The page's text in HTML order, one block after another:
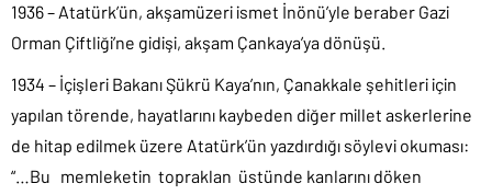
1936 – Atatürk’ün, akşamüzeri ismet İnönü’yle beraber Gazi
Orman Çiftliği’ne gidişi, akşam Çankaya’ya dönüşü.
1934 – İçişleri Bakanı Şükrü Kaya’nın, Çanakkale şehitleri için
yapılan törende, hayatlarını kaybeden diğer millet askerlerine
de hitap edilmek üzere Atatürk’ün yazdırdığı söylevi okuması:
“…Bu memleketin topraklan üstünde kanlarını döken